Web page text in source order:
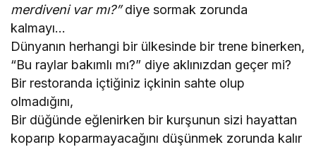
merdiveni var mı?”diye sormak zorunda
kalmayı…
Dünyanın herhangi bir ülkesinde bir trene binerken,
“Bu raylar bakımlı mı?” diye aklınızdan geçer mi?
Bir restoranda içtiğiniz içkinin sahte olup
olmadığını,
Bir düğünde eğlenirken bir kurşunun sizi hayattan
koparıp koparmayacağını düşünmek zorunda kalır